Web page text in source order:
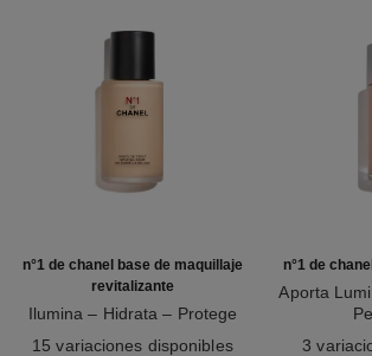
n°1 de chanel base de maquillaje
revitalizante
Ilumina – Hidrata – Protege
15 variaciones disponibles
n°1 de
Aporta
3